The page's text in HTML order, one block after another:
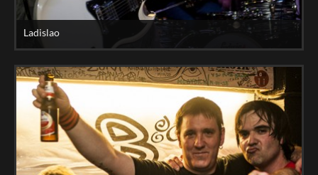
Ladislao